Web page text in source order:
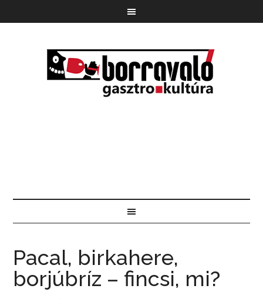
Pacal, birkahere,
borjúbríz – fincsi, mi?